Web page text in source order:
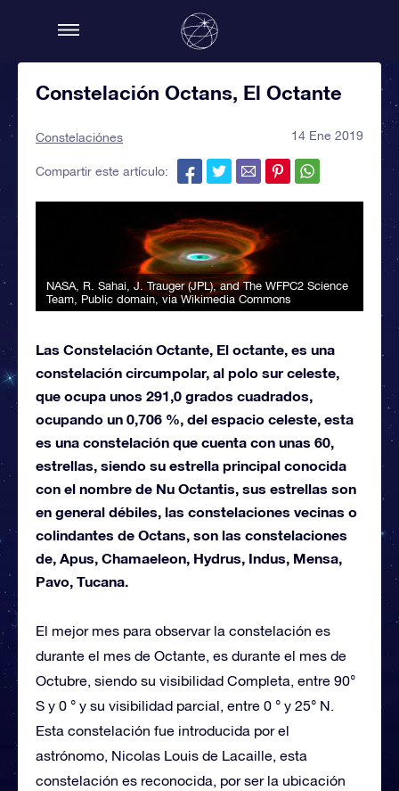
Constelación Octans, El Octante
Constelaciónes 14 Ene 2019
Compartir este artículo:
NASA, R. Sahai, J. Trauger (JPL), and The WFPC2 Science
Team , Public domain, via Wikimedia Commons
Las Constelación Octante, El octante, es una
constelación circumpolar, al polo sur celeste,
que ocupa unos 291,0 grados cuadrados,
ocupando un 0,706 %, del espacio celeste, esta
es una constelación que cuenta con unas 60,
estrellas, siendo su estrella principal conocida
con el nombre de Nu Octantis, sus estrellas son
en general débiles, las constelaciones vecinas o
colindantes de Octans, son las constelaciones
de, Apus, Chamaeleon, Hydrus, Indus, Mensa,
Pavo, Tucana.
El mejor mes para observar la constelación es
durante el mes de Octante, es durante el mes de
Octubre, siendo su visibilidad Completa, entre 90°
S y 0 ° y su visibilidad parcial, entre 0 ° y 25° N.
Esta constelación fue introducida por el
astrónomo, Nicolas Louis de Lacaille, esta
constelación es reconocida, por ser la ubicación